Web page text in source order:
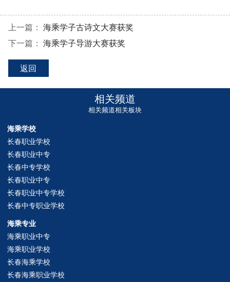
上一篇： 海乘学子古诗文大赛获奖
下一篇： 海乘学子导游大赛获奖
返回
相关频道
相关频道相关板块
海乘学校
长春职业学校
长春职业中专
长春中专学校
长春职业中专
长春职业中专学校
长春中专职业学校
海乘专业
海乘职业中专
海乘职业学校
长春海乘学校
长春海乘职业学校